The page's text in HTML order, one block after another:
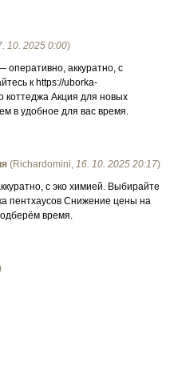
10. 2025 0:00)
оперативно, аккуратно, с
к https://uborka-
коттеджа Акция для новых
в удобное для вас время.
(Richardomini, 16. 10. 2025 20:17)
с эко химией. Выбирайте
пентхаусов Снижение цены на
время.